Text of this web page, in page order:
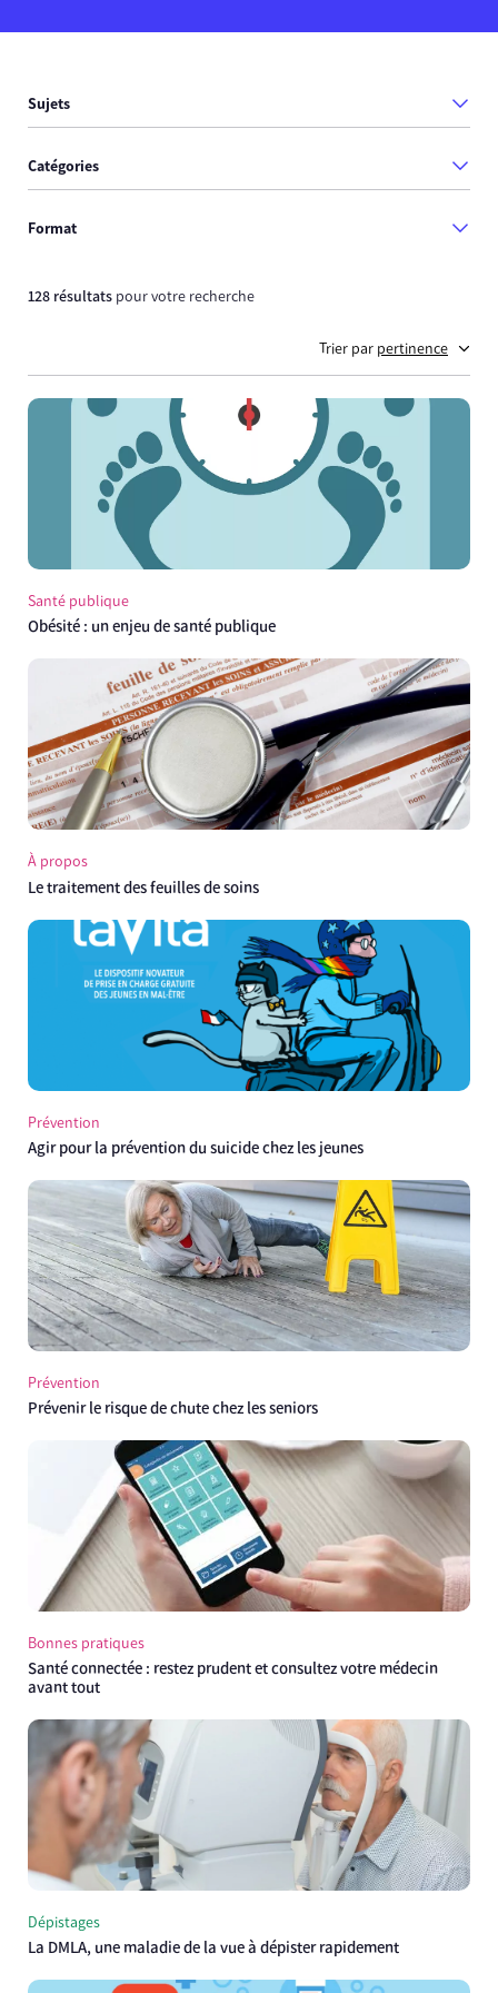
Sujets
Catégories
Format
128 résultats pour votre recherche
Trier par pertinence
Santé publique
Obésité : un enjeu de santé publique
À propos
Le traitement des feuilles de soins
Prévention
Agir pour la prévention du suicide chez les jeunes
Prévention
Prévenir le risque de chute chez les seniors
Bonnes pratiques
Santé connectée : restez prudent et consultez votre médecin
avant tout
Dépistages
La DMLA, une maladie de la vue à dépister rapidement